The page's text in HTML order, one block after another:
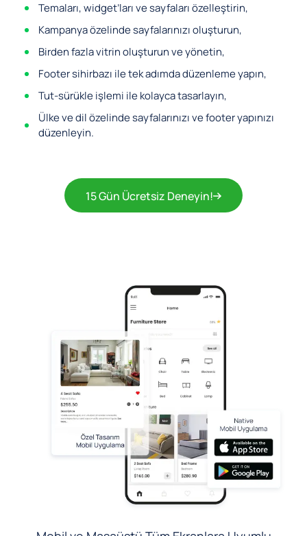
Temaları, widget’ları ve sayfaları özelleştirin,
Kampanya özelinde sayfalarınızı oluşturun,
Birden fazla vitrin oluşturun ve yönetin,
Footer sihirbazı ile tek adımda düzenleme yapın,
Tut-sürükle işlemi ile kolayca tasarlayın,
Ülke ve dil özelinde sayfalarınızı ve footer yapınızı
düzenleyin.
15 Gün Ücretsiz Deneyin!